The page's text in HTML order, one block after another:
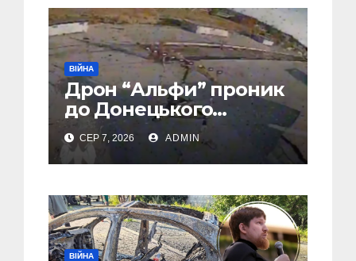
ВІЙНА
Дрон “Альфи” проник
до Донецького
аеропорту та спалив
“Шахед” ще до запуску
СЕР 7, 2026 ADMIN
ВІЙНА